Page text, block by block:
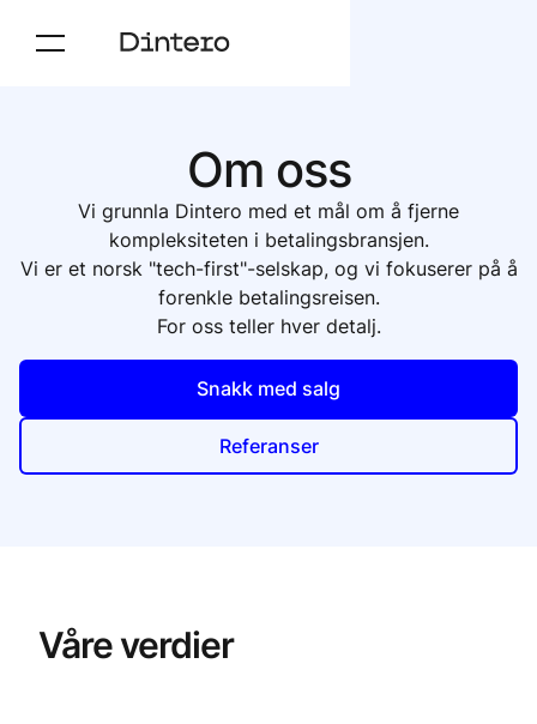
Om oss
Vi grunnla Dintero med et mål om å fjerne
kompleksiteten i betalingsbransjen.
Vi er et norsk "tech-first"-selskap, og vi fokuserer på å
forenkle betalingsreisen.
For oss teller hver detalj.
Snakk med salg
Referanser
Våre verdier